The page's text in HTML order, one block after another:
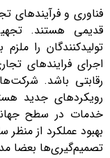
فناوری و فرآیندهای
قدیمی هستند.
تولیدکنندگان را
اجرای فرایندهای
رقابتی باشد.
رویکردهای جدید
خدمات در سطح
بهبود عملکرد از
تصمیم‌گیری‌ها بعضا